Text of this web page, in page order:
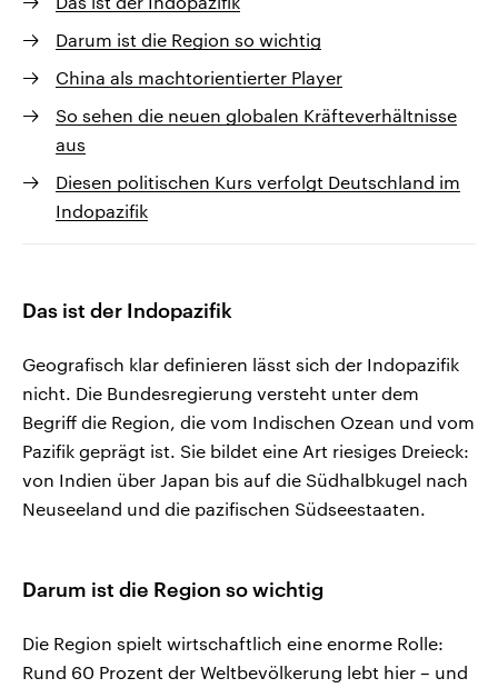
Darum ist die Region so wichtig
China als machtorientierter Player
So sehen die neuen globalen Kräfteverhältnisse
aus
Diesen politischen Kurs verfolgt Deutschland im
Indopazifik
Das ist der Indopazifik
Geografisch klar definieren lässt sich der Indopazifik
nicht. Die Bundesregierung versteht unter dem
Begriff die Region, die vom Indischen Ozean und vom
Pazifik geprägt ist. Sie bildet eine Art riesiges Dreieck:
von Indien über Japan bis auf die Südhalbkugel nach
Neuseeland und die pazifischen Südseestaaten.
Darum ist die Region so wichtig
Die Region spielt wirtschaftlich eine enorme Rolle:
Rund 60 Prozent der Weltbevölkerung lebt hier – und